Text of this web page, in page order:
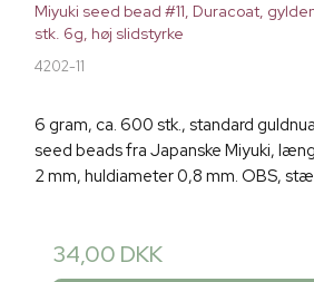
Miyuki seed bead #11, Duracoat,
stk. 6g, høj slidstyrke
4202-11
6 gram, ca. 600 stk., standard
seed beads fra Japanske Miyuki,
2 mm, huldiameter 0,8 mm. OBS,
34,00 DKK